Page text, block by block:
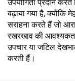
उपयोगिता प्रदान करते
बढ़ाया गया है, क्योंकि
सराहना करते हैं जो
रखरखाव की
उपचार या जटिल
करती हैं।